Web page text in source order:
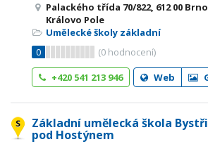
Palackého třída 70/822, 612 00
Královo Pole
Umělecké školy základní
0
(0 hodnocení)
+420 541 213 946
Web
Základní umělecká škola
pod Hostýnem